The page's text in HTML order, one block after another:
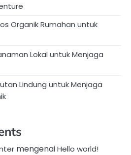
Organik Rumahan untuk
Lokal untuk Menjaga
Lindung untuk Menjaga
mengenaiHello world!